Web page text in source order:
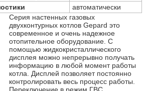
автоматически
Серия настенных газовых
двухконтурных котлов Gepard это
современное и очень надежное
отопительное оборудование. С
помощью жидкокристаллического
дисплея можно непрерывно получать
информацию в любой момент работы
котла. Дисплей позволяет постоянно
контролировать весь процесс работы.